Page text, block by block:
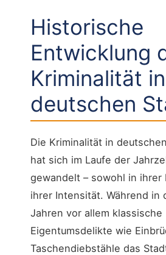
Historische
Entwicklung
Kriminalität in
deutschen
Die Kriminalität in
hat sich im Laufe der
gewandelt – sowohl in ihrer
ihrer Intensität. Während in
Jahren vor allem klassische
Eigentumsdelikte wie
Taschendiebstähle das